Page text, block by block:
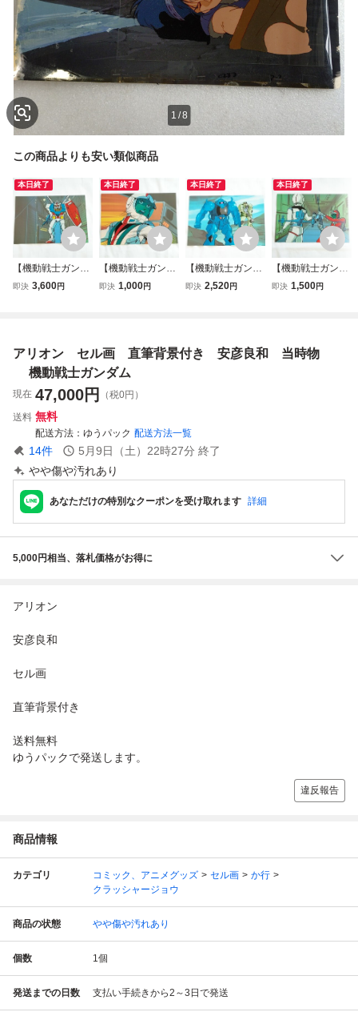
1 /8
この商品よりも安い類似商品
本日終了
【機動戦士ガンダ
ム】 当時物 背景
即決 3,600円
本日終了
【機動戦士ガンダ
ム】 当時物 背景
即決 1,000円
本日終了
【機動戦士ガンダ
ム】 当時物 背景
即決 2,520円
本日終了
【機動戦士ガンダ
ム】 当時物 背景
即決 1,500円
アリオン セル画 直筆背景付き 安彦良和 当時物
機動戦士ガンダム
現在 47,000円
（税0円）
送料 無料
配送方法 ゆうパック 配送方法一覧
14件 5月9日（土）22時27分 終了
やや傷や汚れあり
あなただけの特別なクーポンを受け取れます 詳細
5,000円相当、落札価格がお得に
アリオン
安彦良和
セル画
直筆背景付き
送料無料
ゆうパックで発送します。
違反報告
商品情報
カテゴリ コミック、アニメグッズ セル画
か行
クラッシャージョウ
商品の状態 やや傷や汚れあり
個数 1個
発送までの日数 支払い手続きから2～3日で発送